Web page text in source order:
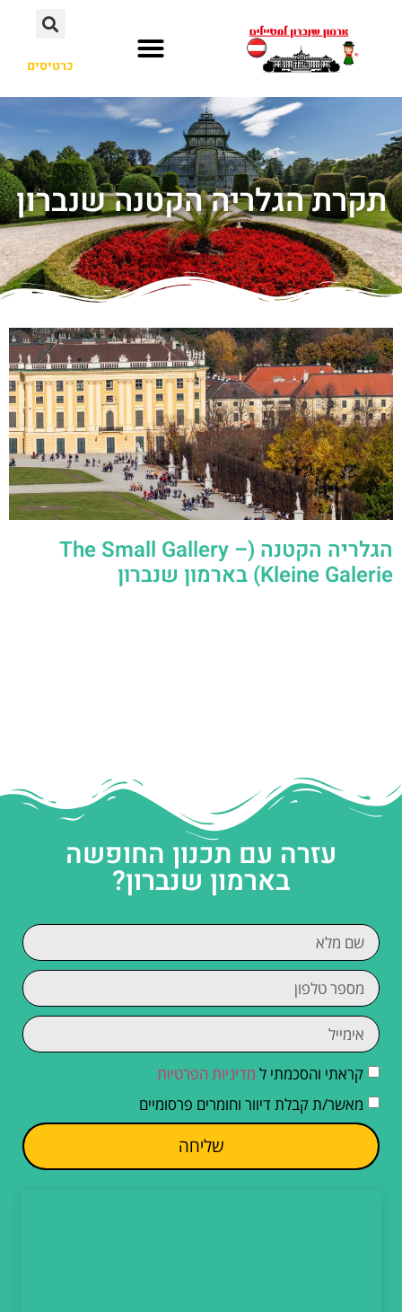
כרטיסים
תקרת הגלריה הקטנה שנברון
הגלריה הקטנה (The Small Gallery –
Kleine Galerie) בארמון שנברון
עזרה עם תכנון החופשה
בארמון שנברון?
קראתי והסכמתי ל מדיניות הפרטיות
מאשר/ת קבלת דיוור וחומרים פרסומיים
שליחה